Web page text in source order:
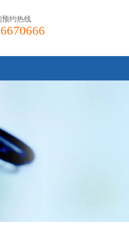
预约热线